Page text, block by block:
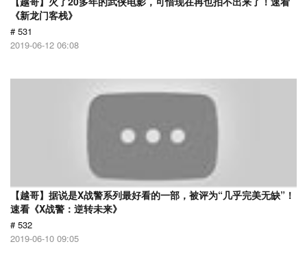
《新龙门客栈》
# 531
2019-06-12 06:08
【越哥】据说是X战警系列最好看的一部，被评为“几乎完美无缺”！
速看《X战警：逆转未来》
# 532
2019-06-10 09:05